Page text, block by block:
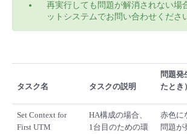
再実行しても問題が解消されない場
ットシステムでお問い合わせくださ
タスク名 タスクの説明
問題発
たとき
Set Context for
First UTM
HA構成の場合、
1台目のための環
赤色に
問題が